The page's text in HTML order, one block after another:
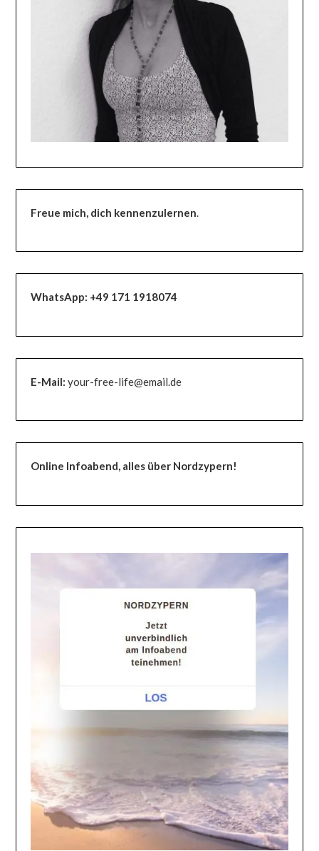
Freue mich, dich kennenzulernen
WhatsApp: +49 171 1918074
E-Mail:your-free-life@email.de
Online Infoabend, alles über Nordzypern!